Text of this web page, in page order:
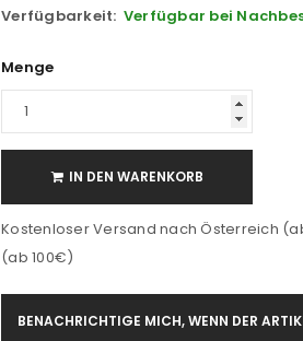
Verfügbarkeit: Verfügbar bei
Menge
IN DEN WARENKORB
Kostenloser Versand nach Österreich
(ab 100€)
BENACHRICHTIGE MICH, WENN DER